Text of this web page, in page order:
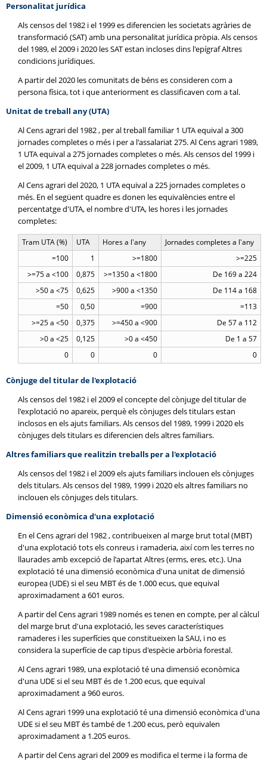
Personalitat jurídica
Als censos del 1982 i el 1999 es diferencien les societats agràries de
transformació (SAT) amb una personalitat jurídica pròpia. Als censos
del 1989, el 2009 i 2020 les SAT estan incloses dins l'epígraf Altres
condicions jurídiques.
A partir del 2020 les comunitats de béns es consideren com a
persona física, tot i que anteriorment es classificaven com a tal.
Unitat de treball any (UTA)
Al Cens agrari del 1982 , per al treball familiar 1 UTA equival a 300
jornades completes o més i per a l'assalariat 275. Al Cens agrari 1989,
1 UTA equival a 275 jornades completes o més. Als censos del 1999 i
el 2009, 1 UTA equival a 228 jornades completes o més.
Al Cens agrari del 2020, 1 UTA equival a 225 jornades completes o
més. En el següent quadre es donen les equivalències entre el
percentatge d'UTA, el nombre d'UTA, les hores i les jornades
completes:
Tram UTA (%) UTA Hores a l'any
Jornades completes a l'any
=100
1 >=1800
>=225
>=75 a <100
0,875 >=1350 a <1800
De 169 a 224
>50 a <75
0,625 >900 a <1350
De 114 a 168
=50
0,50 =900
=113
>=25 a <50
0,375 >=450 a <900
De 57 a 112
>0 a <25
0,125 >0 a <450
De 1 a 57
0
0 0 0
Cònjuge del titular de l'explotació
Als censos del 1982 i el 2009 el concepte del cònjuge del titular de
l'explotació no apareix, perquè els cònjuges dels titulars estan
inclosos en els ajuts familiars. Als censos del 1989, 1999 i 2020 els
cònjuges dels titulars es diferencien dels altres familiars.
Altres familiars que realitzin treballs per a l'explotació
Als censos del 1982 i el 2009 els ajuts familiars inclouen els cònjuges
dels titulars. Als censos del 1989, 1999 i 2020 els altres familiars no
inclouen els cònjuges dels titulars.
Dimensió econòmica d'una explotació
En el Cens agrari del 1982 , contribueixen al marge brut total (MBT)
d'una explotació tots els conreus i ramaderia, així com les terres no
llaurades amb excepció de l'apartat Altres (erms, eres, etc.). Una
explotació té una dimensió econòmica d'una unitat de dimensió
europea (UDE) si el seu MBT és de 1.000 ecus, que equival
aproximadament a 601 euros.
A partir del Cens agrari 1989 només es tenen en compte, per al càlcul
del marge brut d'una explotació, les seves característiques
ramaderes i les superfícies que constitueixen la SAU, i no es
considera la superfície de cap tipus d'espècie arbòria forestal.
Al Cens agrari 1989, una explotació té una dimensió econòmica
d'una UDE si el seu MBT és de 1.200 ecus, que equival
aproximadament a 960 euros.
Al Cens agrari 1999 una explotació té una dimensió econòmica d'una
UDE si el seu MBT és també de 1.200 ecus, però equivalen
aproximadament a 1.205 euros.
A partir del Cens agrari del 2009 es modifica el terme i la forma de